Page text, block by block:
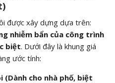
được xây dựng dựa trên:
nhiễm bẩn của công trình
biệt. Dưới đây là khung giá
ước tính:
(Dành cho nhà phố, biệt